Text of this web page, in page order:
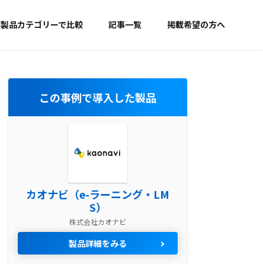
製品カテゴリーで比較 記事一覧 掲載希望の方へ
この事例で導入した製品
カオナビ（e-ラーニング・LM
S）
株式会社カオナビ
製品詳細をみる